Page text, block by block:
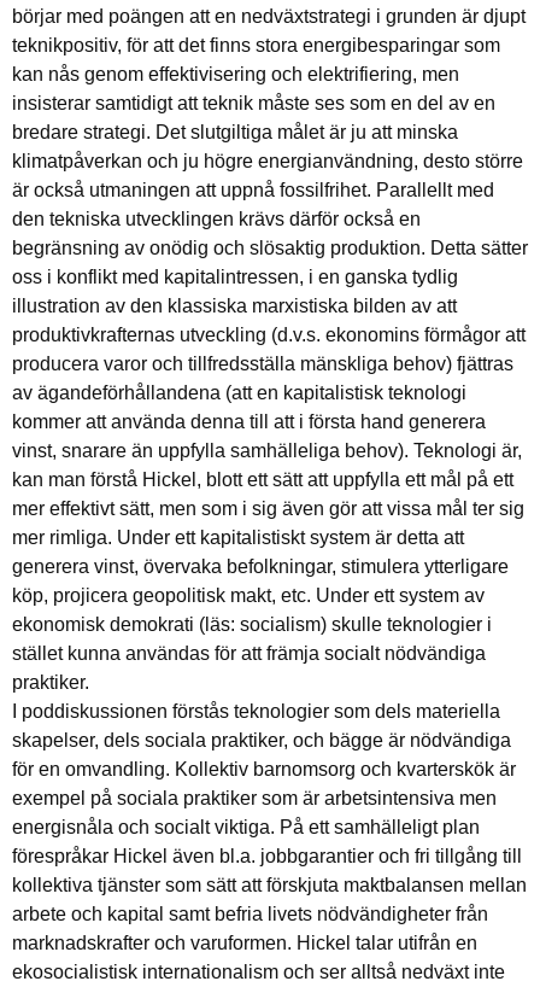
börjar med poängen att en nedväxtstrategi i grunden är djupt
teknikpositiv, för att det finns stora energibesparingar som
kan nås genom effektivisering och elektrifiering, men
insisterar samtidigt att teknik måste ses som en del av en
bredare strategi. Det slutgiltiga målet är ju att minska
klimatpåverkan och ju högre energianvändning, desto större
är också utmaningen att uppnå fossilfrihet. Parallellt med
den tekniska utvecklingen krävs därför också en
begränsning av onödig och slösaktig produktion. Detta sätter
oss i konflikt med kapitalintressen, i en ganska tydlig
illustration av den klassiska marxistiska bilden av att
produktivkrafternas utveckling (d.v.s. ekonomins förmågor att
producera varor och tillfredsställa mänskliga behov) fjättras
av ägandeförhållandena (att en kapitalistisk teknologi
kommer att använda denna till att i första hand generera
vinst, snarare än uppfylla samhälleliga behov). Teknologi är,
kan man förstå Hickel, blott ett sätt att uppfylla ett mål på ett
mer effektivt sätt, men som i sig även gör att vissa mål ter sig
mer rimliga. Under ett kapitalistiskt system är detta att
generera vinst, övervaka befolkningar, stimulera ytterligare
köp, projicera geopolitisk makt, etc. Under ett system av
ekonomisk demokrati (läs: socialism) skulle teknologier i
stället kunna användas för att främja socialt nödvändiga
praktiker.
I poddiskussionen förstås teknologier som dels materiella
skapelser, dels sociala praktiker, och bägge är nödvändiga
för en omvandling. Kollektiv barnomsorg och kvarterskök är
exempel på sociala praktiker som är arbetsintensiva men
energisnåla och socialt viktiga. På ett samhälleligt plan
förespråkar Hickel även bl.a. jobbgarantier och fri tillgång till
kollektiva tjänster som sätt att förskjuta maktbalansen mellan
arbete och kapital samt befria livets nödvändigheter från
marknadskrafter och varuformen. Hickel talar utifrån en
ekosocialistisk internationalism och ser alltså nedväxt inte